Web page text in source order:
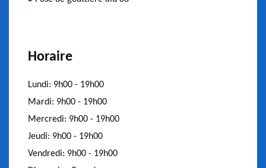
Horaire
Lundi: 9h00 - 19h00
Mardi: 9h00 - 19h00
Mercredi: 9h00 - 19h00
Jeudi: 9h00 - 19h00
Vendredi: 9h00 - 19h00